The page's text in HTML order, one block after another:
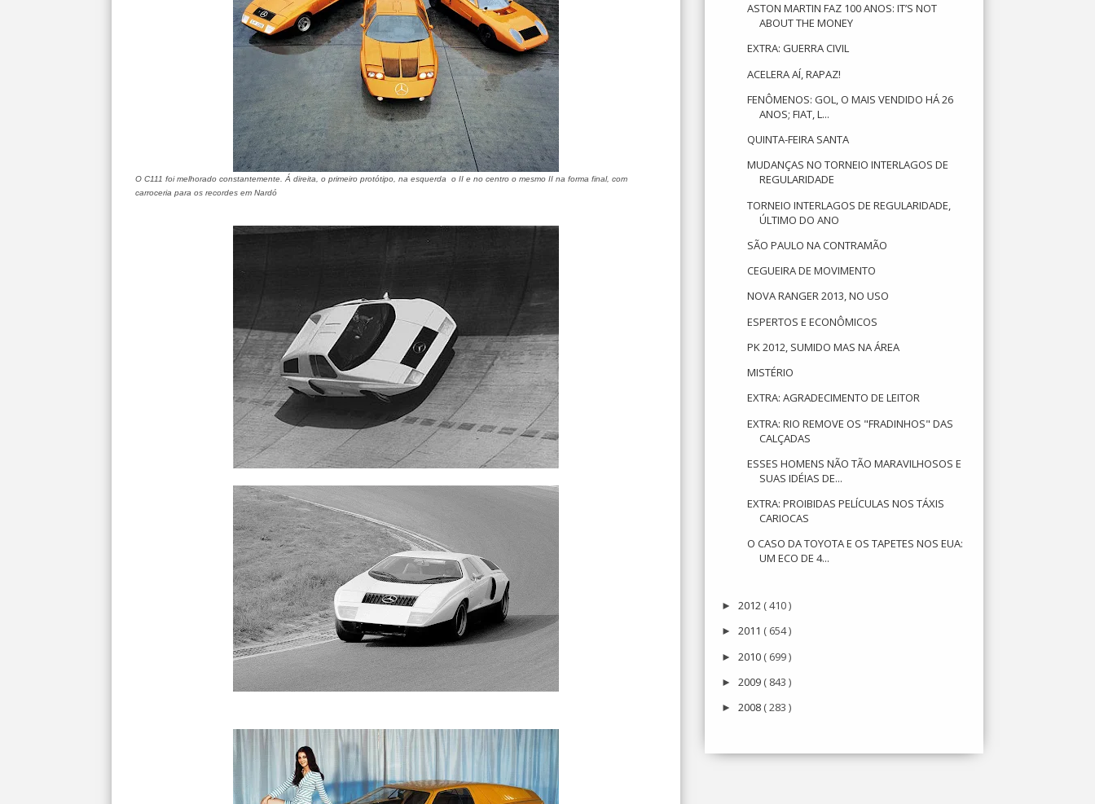
O C111 foi melhorado constantemente. Á direita, o primeiro protótipo, na esquerda o II e no centro o mesmo II na forma final, com
carroceria para os recordes em Nardó
ASTON MARTIN FAZ 100 ANOS: IT’S NOT
ABOUT THE MONEY
EXTRA: GUERRA CIVIL
ACELERA AÍ, RAPAZ!
FENÔMENOS: GOL, O MAIS VENDIDO HÁ 26
ANOS; FIAT, L...
QUINTA-FEIRA SANTA
MUDANÇAS NO TORNEIO INTERLAGOS DE
REGULARIDADE
TORNEIO INTERLAGOS DE REGULARIDADE,
ÚLTIMO DO ANO
SÃO PAULO NA CONTRAMÃO
CEGUEIRA DE MOVIMENTO
NOVA RANGER 2013, NO USO
ESPERTOS E ECONÔMICOS
PK 2012, SUMIDO MAS NA ÁREA
MISTÉRIO
EXTRA: AGRADECIMENTO DE LEITOR
EXTRA: RIO REMOVE OS "FRADINHOS" DAS
CALÇADAS
ESSES HOMENS NÃO TÃO MARAVILHOSOS E
SUAS IDÉIAS DE...
EXTRA: PROIBIDAS PELÍCULAS NOS TÁXIS
CARIOCAS
O CASO DA TOYOTA E OS TAPETES NOS EUA:
UM ECO DE 4...
► 2012 ( 410 )
► 2011 ( 654 )
► 2010 ( 699 )
► 2009 ( 843 )
► 2008 ( 283 )